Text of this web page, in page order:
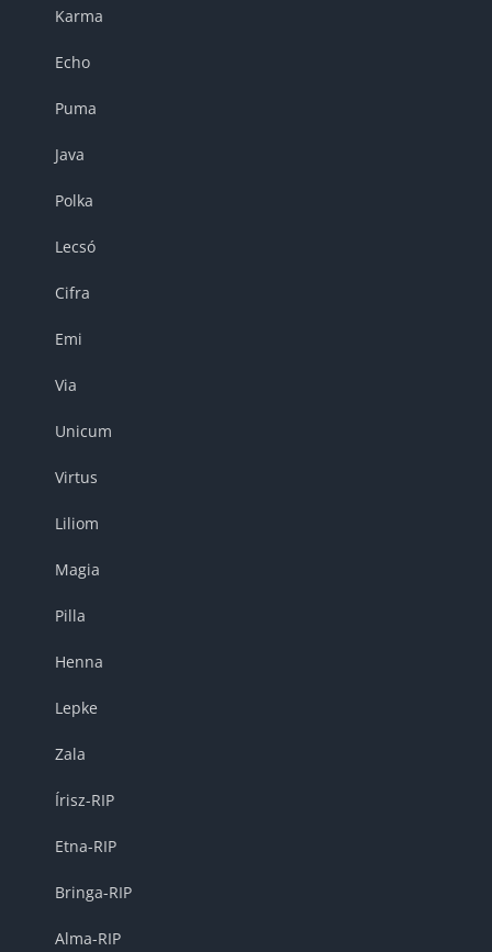
Karma
Echo
Puma
Java
Polka
Lecsó
Cifra
Emi
Via
Unicum
Virtus
Liliom
Magia
Pilla
Henna
Lepke
Zala
Írisz-RIP
Etna-RIP
Bringa-RIP
Alma-RIP